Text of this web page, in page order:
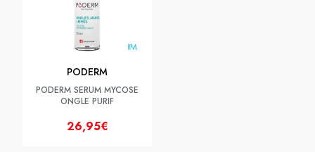
PODERM
PODERM SERUM MYCOSE
ONGLE PURIF
26,95€